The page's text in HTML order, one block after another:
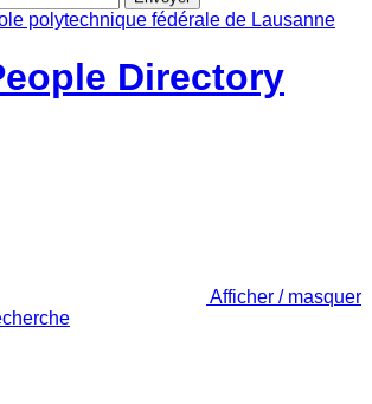
Directory
Afficher / masquer